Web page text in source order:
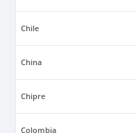
Chile
China
Chipre
Colombia